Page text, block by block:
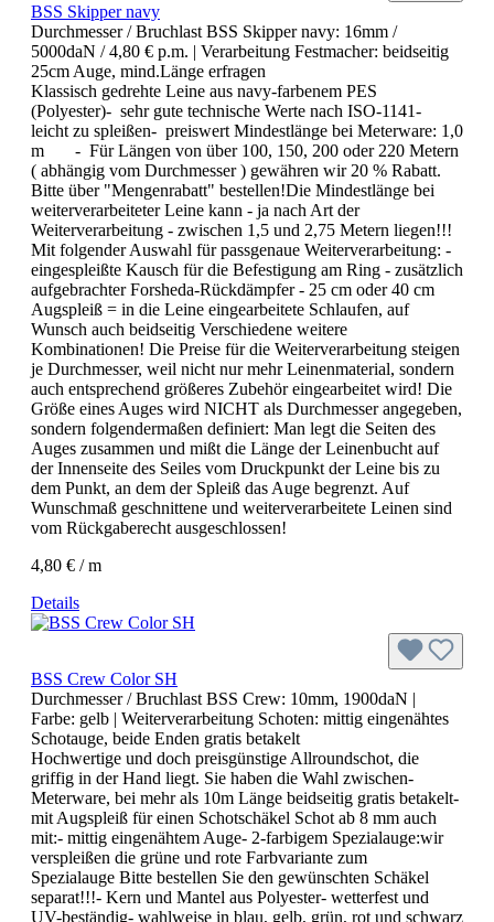
BSS Skipper navy
Durchmesser / Bruchlast BSS Skipper navy: 16mm /
5000daN / 4,80 € p.m. | Verarbeitung Festmacher: beidseitig
25cm Auge, mind.Länge erfragen
Klassisch gedrehte Leine aus navy-farbenem PES
(Polyester)- sehr gute technische Werte nach ISO-1141-
leicht zu spleißen- preiswert Mindestlänge bei Meterware: 1,0
m - Für Längen von über 100, 150, 200 oder 220 Metern
( abhängig vom Durchmesser ) gewähren wir 20 % Rabatt.
Bitte über "Mengenrabatt" bestellen!Die Mindestlänge bei
weiterverarbeiteter Leine kann - ja nach Art der
Weiterverarbeitung - zwischen 1,5 und 2,75 Metern liegen!!!
Mit folgender Auswahl für passgenaue Weiterverarbeitung: -
eingespleißte Kausch für die Befestigung am Ring - zusätzlich
aufgebrachter Forsheda-Rückdämpfer - 25 cm oder 40 cm
Augspleiß = in die Leine eingearbeitete Schlaufen, auf
Wunsch auch beidseitig Verschiedene weitere
Kombinationen! Die Preise für die Weiterverarbeitung steigen
je Durchmesser, weil nicht nur mehr Leinenmaterial, sondern
auch entsprechend größeres Zubehör eingearbeitet wird! Die
Größe eines Auges wird NICHT als Durchmesser angegeben,
sondern folgendermaßen definiert: Man legt die Seiten des
Auges zusammen und mißt die Länge der Leinenbucht auf
der Innenseite des Seiles vom Druckpunkt der Leine bis zu
dem Punkt, an dem der Spleiß das Auge begrenzt. Auf
Wunschmaß geschnittene und weiterverarbeitete Leinen sind
vom Rückgaberecht ausgeschlossen!
4,80 € / m
Details
BSS Crew Color SH
Durchmesser / Bruchlast BSS Crew: 10mm, 1900daN |
Farbe: gelb | Weiterverarbeitung Schoten: mittig eingenähtes
Schotauge, beide Enden gratis betakelt
Hochwertige und doch preisgünstige Allroundschot, die
griffig in der Hand liegt. Sie haben die Wahl zwischen-
Meterware, bei mehr als 10m Länge beidseitig gratis betakelt-
mit Augspleiß für einen Schotschäkel Schot ab 8 mm auch
mit:- mittig eingenähtem Auge- 2-farbigem Spezialauge:wir
verspleißen die grüne und rote Farbvariante zum
Spezialauge Bitte bestellen Sie den gewünschten Schäkel
separat!!!- Kern und Mantel aus Polyester- wetterfest und
UV-beständig- wahlweise in blau, gelb, grün, rot und schwarz